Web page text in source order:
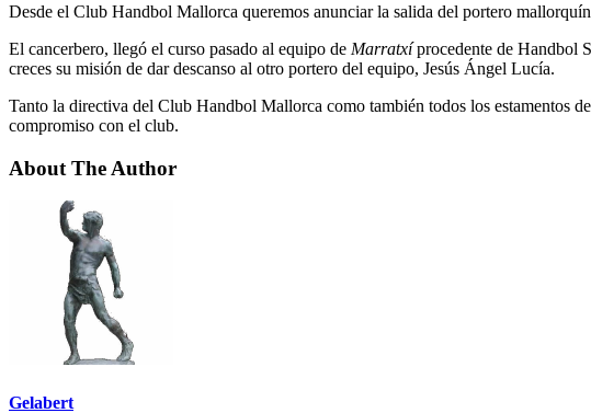
Desde el Club Handbol Mallorca queremos anunciar la salida del portero
El cancerbero, llegó el curso pasado al equipo de Marratxíprocedente de Handbol
creces su misión de dar descanso al otro portero del equipo, Jesús Ángel Lucía.
Tanto la directiva del Club Handbol Mallorca como también todos los estamentos
compromiso con el club.
About The Author
Gelabert